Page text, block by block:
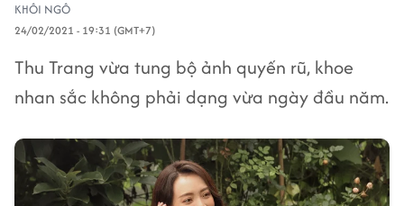
KHÔI NGÔ
24/02/2021 - 19:31 (GMT+7)
Thu Trang vừa tung bộ ảnh quyến rũ, khoe
nhan sắc không phải dạng vừa ngày đầu năm.